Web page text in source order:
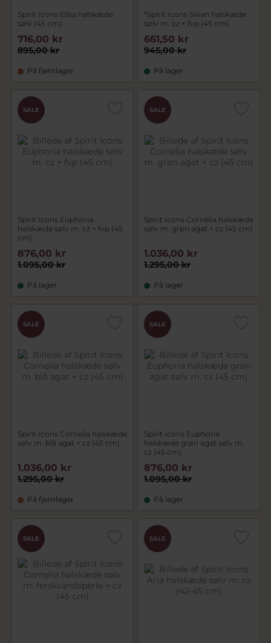
Spirit Icons Elisa halskæde
sølv (45 cm)
895,00 kr
716,00 kr
På fjernlager
*Spirit Icons Swan halskæde
sølv m. cz + fvp (45 cm)
945,00 kr
661,50 kr
På lager
SALE
Spirit Icons Euphoria
halskæde sølv m. cz + fvp (45
cm)
1.095,00 kr
876,00 kr
På lager
SALE
Spirit Icons Cornelia halskæde
sølv m. grøn agat + cz (45 cm)
1.295,00 kr
1.036,00 kr
På lager
SALE
Spirit Icons Cornelia halskæde
sølv m. blå agat + cz (45 cm)
1.295,00 kr
1.036,00 kr
På fjernlager
SALE
Spirit Icons Euphoria
halskæde grøn agat sølv m.
cz (45 cm)
1.095,00 kr
876,00 kr
På lager
SALE SALE